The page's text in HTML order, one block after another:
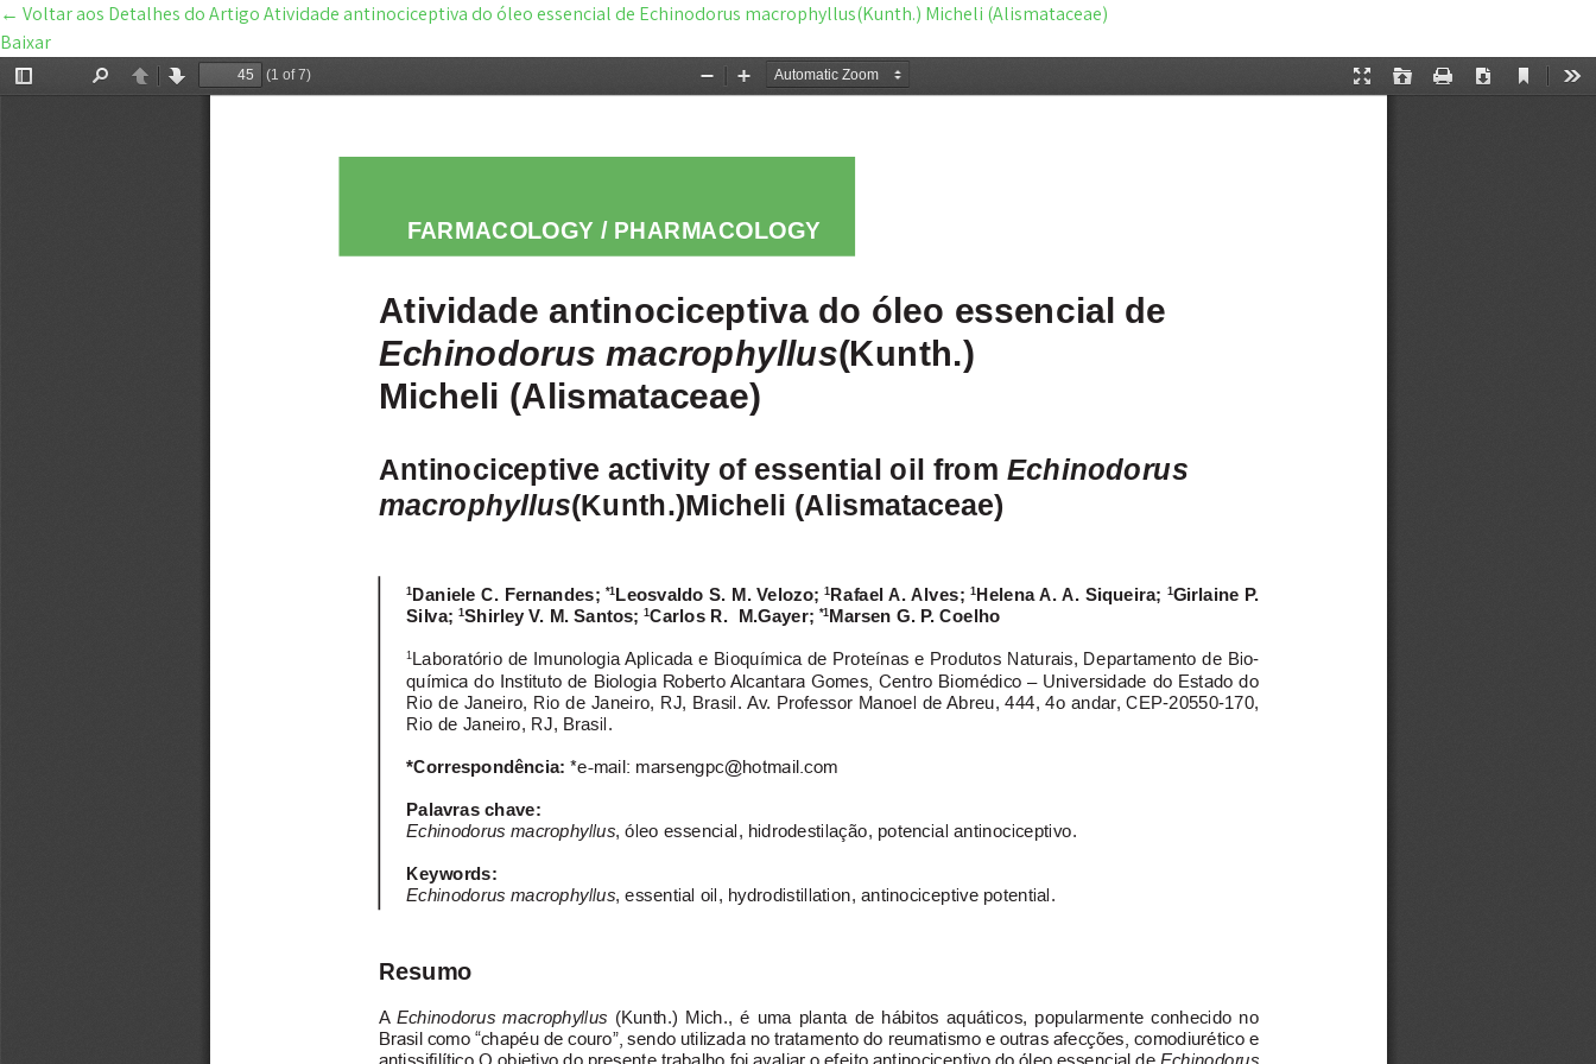
← Voltar aos Detalhes do ArtigoAtividade antinociceptiva do óleo essencial de Echinodorus macrophyllus(Kunth.) Micheli (Alismataceae)
Baixar